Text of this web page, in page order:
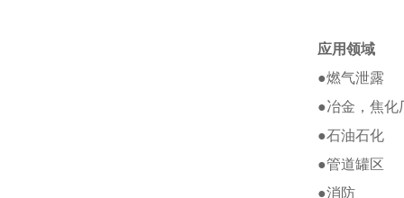
应用领域
●燃气泄
●冶金，焦
●石油石
●管道罐
●消防